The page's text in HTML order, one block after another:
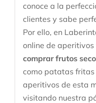
conoce a la
clientes y sabe
Por ello, en
online de
comprar frutos
como patatas fritas
aperitivos de esta
visitando nuestra